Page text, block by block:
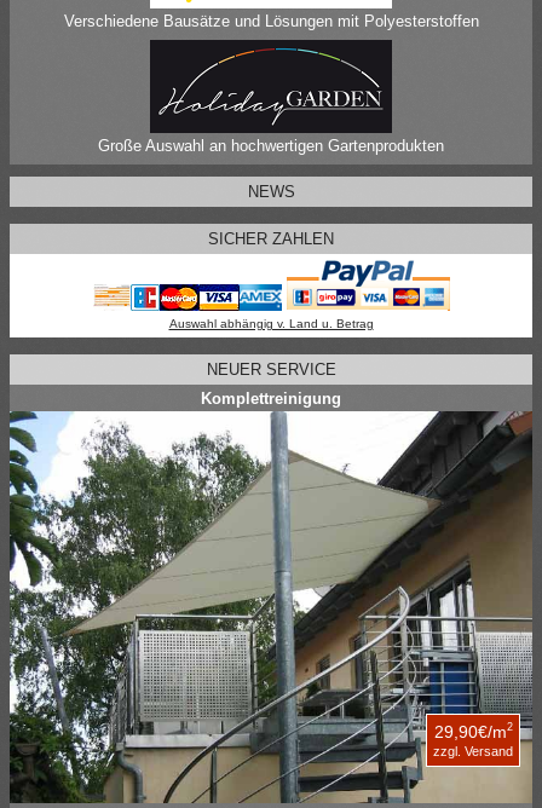
Verschiedene Bausätze und Lösungen mit Polyesterstoffen
Große Auswahl an hochwertigen Gartenprodukten
NEWS
SICHER ZAHLEN
Auswahl abhängig v. Land u. Betrag
NEUER SERVICE
Komplettreinigung
29,90€/m2
zzgl. Versand